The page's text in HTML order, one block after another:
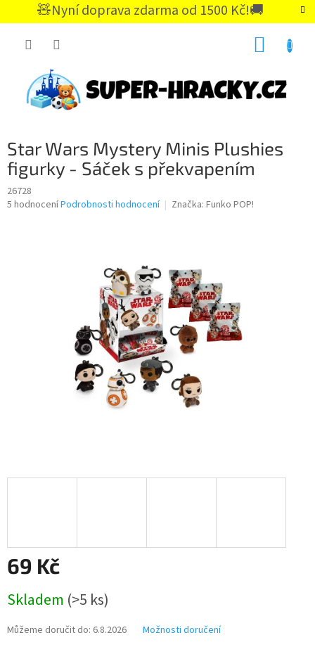
🧸Nyní doprava zdarma od 1500 Kč!🚚
CZK
Star Wars Mystery Minis Plushies
figurky - Sáček s překvapením
26728
Průměrné
5 hodnoceníPodrobnosti hodnocení Značka: Funko POP!
69 Kč
cena:
Skladem (>5 ks)
Můžeme doručit do: 6.8.2026 Možnosti doručení